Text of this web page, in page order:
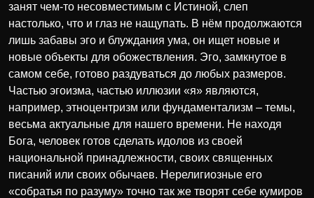
занят чем-то несовместимым с Истиной, слеп
настолько, что и глаз не нащупать. В нём продолжаются
лишь забавы эго и блуждания ума, он ищет новые и
новые объекты для обожествления. Эго, замкнутое в
самом себе, готово раздуваться до любых размеров.
Частью эгоизма, частью иллюзии «я» являются,
например, этноцентризм или фундаментализм – темы,
весьма актуальные для нашего времени. Не находя
Бога, человек готов сделать идолов из своей
национальной принадлежности, своих священных
писаний или своих обычаев. Нерелигиозные его
«собратья по разуму» точно так же творят себе кумиров